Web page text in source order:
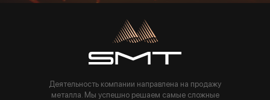
Пользуясь данной формой вы соглашаетесь с политикой компании
Деятельность компании направлена на продажу
металла. Мы успешно решаем самые сложные